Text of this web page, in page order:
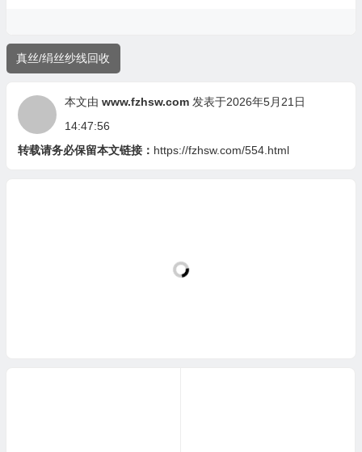
真丝/绢丝纱线回收
本文由 www.fzhsw.com 发表于2026年5月21日
14:47:56
转载请务必保留本文链接： https://fzhsw.com/554.html